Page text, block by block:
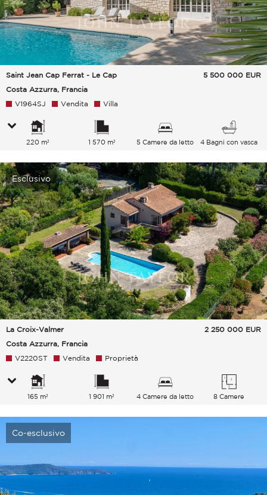
Saint Jean Cap Ferrat - Le Cap
Costa Azzurra, Francia
5 500 000 EUR
V1964SJ Vendita Villa
220 m² 1 570 m² 5 Camere da letto 4 Bagni con vasca
Esclusivo
La Croix-Valmer
Costa Azzurra, Francia
2 250 000 EUR
V2220ST Vendita Proprietà
165 m² 1 901 m² 4 Camere da letto 8 Camere
Co-esclusivo